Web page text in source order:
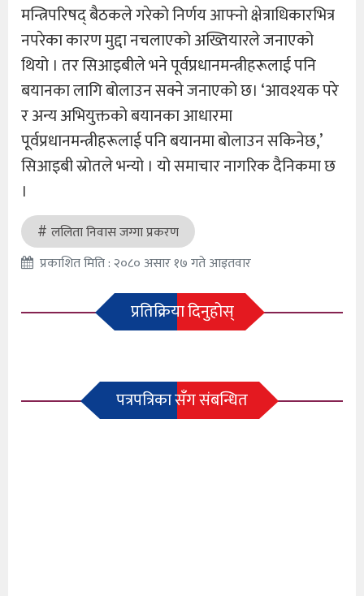
मन्त्रिपरिषद् बैठकले गरेको निर्णय आफ्नो क्षेत्राधिकारभित्र
नपरेका कारण मुद्दा नचलाएको अख्तियारले जनाएको
थियो । तर सिआइबीले भने पूर्वप्रधानमन्त्रीहरूलाई पनि
बयानका लागि बोलाउन सक्ने जनाएको छ। ‘आवश्यक परे
र अन्य अभियुक्तको बयानका आधारमा
पूर्वप्रधानमन्त्रीहरूलाई पनि बयानमा बोलाउन सकिनेछ,’
सिआइबी स्रोतले भन्यो । यो समाचार नागरिक दैनिकमा छ
।
ललिता निवास जग्गा प्रकरण
प्रकाशित मिति : २०८० असार १७ गते आइतवार
प्रतिक्रिया दिनुहोस्
पत्रपत्रिका सँग संबन्धित